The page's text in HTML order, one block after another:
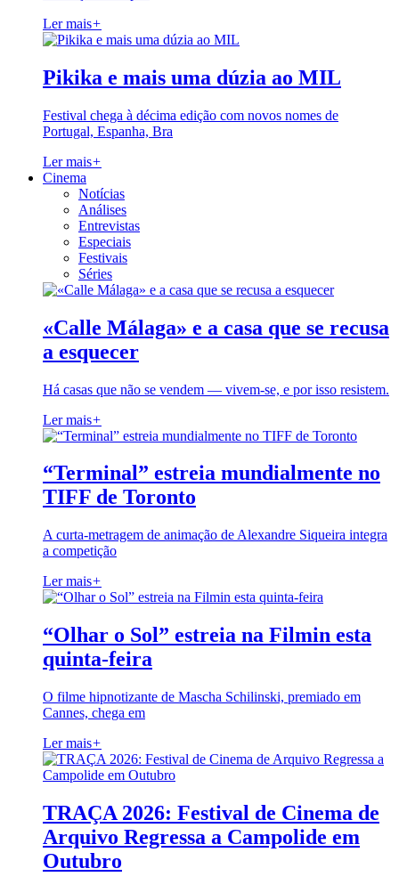
Ler mais+
Pikika e mais uma dúzia ao MIL
Festival chega à décima edição com novos nomes de
Portugal, Espanha, Bra
Ler mais+
Cinema
Notícias
Análises
Entrevistas
Especiais
Festivais
Séries
«Calle Málaga» e a casa que se recusa
a esquecer
Há casas que não se vendem — vivem-se, e por isso resistem.
Ler mais+
“Terminal” estreia mundialmente no
TIFF de Toronto
A curta-metragem de animação de Alexandre Siqueira integra
a competição
Ler mais+
“Olhar o Sol” estreia na Filmin esta
quinta-feira
O filme hipnotizante de Mascha Schilinski, premiado em
Cannes, chega em
Ler mais+
TRAÇA 2026: Festival de Cinema de
Arquivo Regressa a Campolide em
Outubro